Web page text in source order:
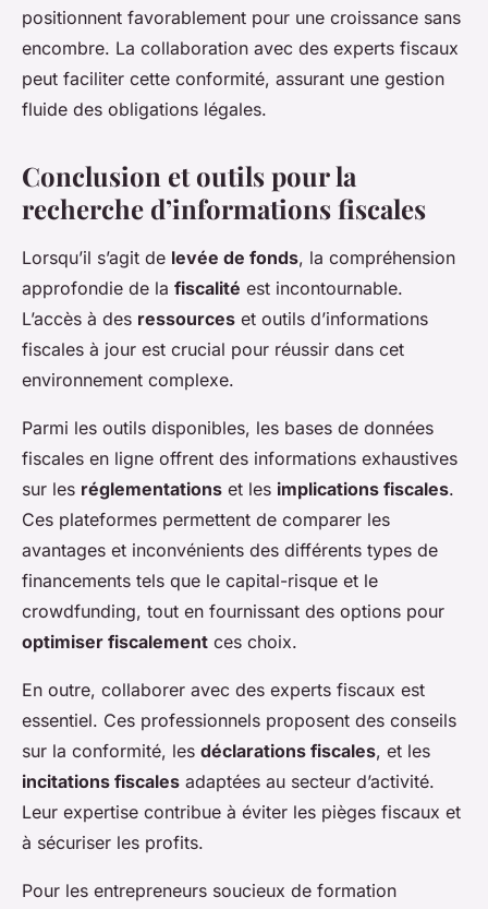
positionnent favorablement pour une croissance sans
encombre. La collaboration avec des experts fiscaux
peut faciliter cette conformité, assurant une gestion
fluide des obligations légales.
Conclusion et outils pour la
recherche d’informations fiscales
Lorsqu’il s’agit de levée de fonds, la compréhension
approfondie de la fiscalité est incontournable.
L’accès à des ressources et outils d’informations
fiscales à jour est crucial pour réussir dans cet
environnement complexe.
Parmi les outils disponibles, les bases de données
fiscales en ligne offrent des informations exhaustives
sur les réglementations et les implications fiscales.
Ces plateformes permettent de comparer les
avantages et inconvénients des différents types de
financements tels que le capital-risque et le
crowdfunding, tout en fournissant des options pour
optimiser fiscalement ces choix.
En outre, collaborer avec des experts fiscaux est
essentiel. Ces professionnels proposent des conseils
sur la conformité, les déclarations fiscales, et les
incitations fiscales adaptées au secteur d’activité.
Leur expertise contribue à éviter les pièges fiscaux et
à sécuriser les profits.
Pour les entrepreneurs soucieux de formation